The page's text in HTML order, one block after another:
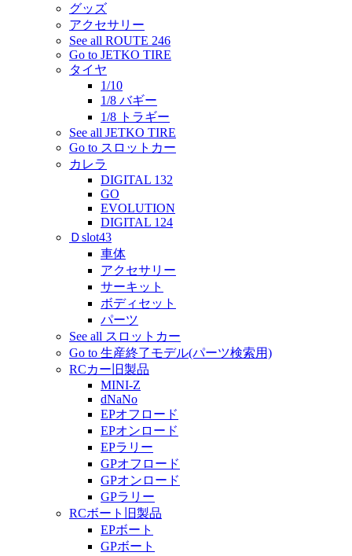
グッズ
アクセサリー
See all ROUTE 246
Go to JETKO TIRE
タイヤ
1/10
1/8 バギー
1/8 トラギー
See all JETKO TIRE
Go to スロットカー
カレラ
DIGITAL 132
GO
EVOLUTION
DIGITAL 124
Ｄslot43
車体
アクセサリー
サーキット
ボディセット
パーツ
See all スロットカー
Go to 生産終了モデル(パーツ検索用)
RCカー旧製品
MINI-Z
dNaNo
EPオフロード
EPオンロード
EPラリー
GPオフロード
GPオンロード
GPラリー
RCボート旧製品
EPボート
GPボート